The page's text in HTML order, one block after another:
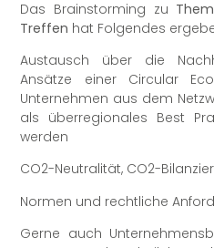
Das Brainstorming zu
Treffen hat Folgendes
Austausch über die
Ansätze einer Circular
Unternehmen aus dem
als überregionales Best
werden
CO2-Neutralität, CO2-
Normen und rechtliche
Gerne auch